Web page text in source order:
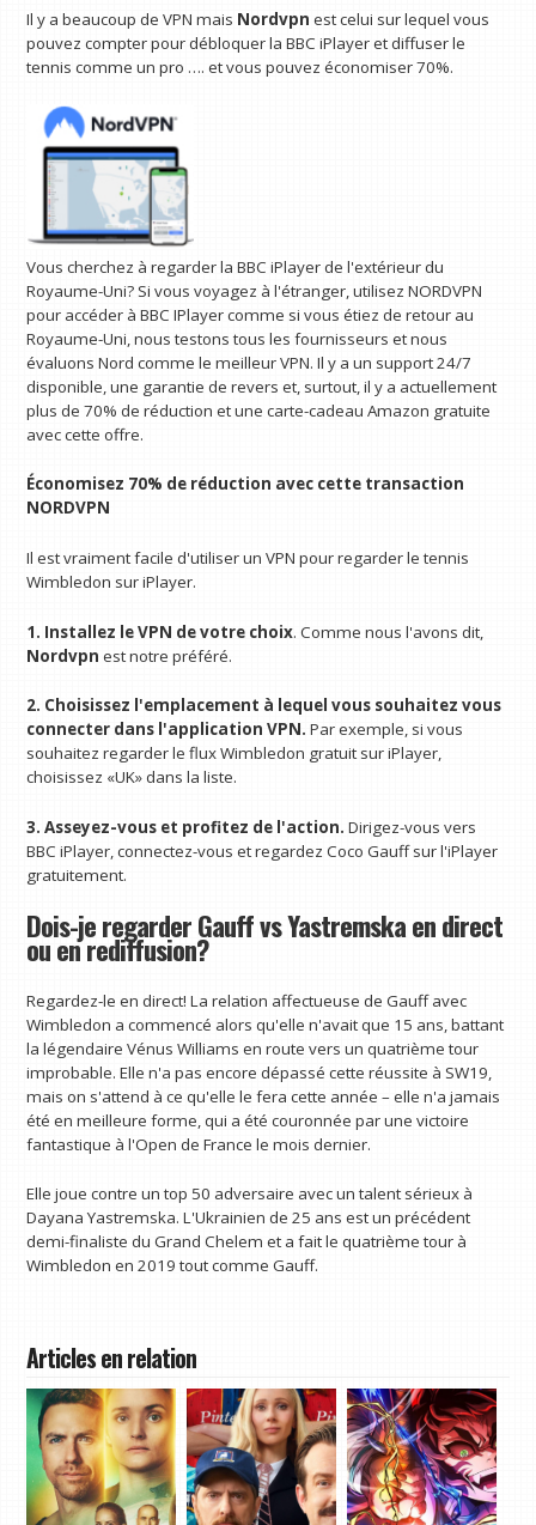
Il y a beaucoup de VPN mais Nordvpn est celui sur lequel vous
pouvez compter pour débloquer la BBC iPlayer et diffuser le
tennis comme un pro …. et vous pouvez économiser 70%.
Vous cherchez à regarder la BBC iPlayer de l'extérieur du
Royaume-Uni? Si vous voyagez à l'étranger, utilisez NORDVPN
pour accéder à BBC IPlayer comme si vous étiez de retour au
Royaume-Uni, nous testons tous les fournisseurs et nous
évaluons Nord comme le meilleur VPN. Il y a un support 24/7
disponible, une garantie de revers et, surtout, il y a actuellement
plus de 70% de réduction et une carte-cadeau Amazon gratuite
avec cette offre.
Économisez 70% de réduction avec cette transaction
NORDVPN
Il est vraiment facile d'utiliser un VPN pour regarder le tennis
Wimbledon sur iPlayer.
1. Installez le VPN de votre choix. Comme nous l'avons dit,
Nordvpn est notre préféré.
2. Choisissez l'emplacement à lequel vous souhaitez vous
connecter dans l'application VPN.Par exemple, si vous
souhaitez regarder le flux Wimbledon gratuit sur iPlayer,
choisissez «UK» dans la liste.
3. Asseyez-vous et profitez de l'action.Dirigez-vous vers
BBC iPlayer, connectez-vous et regardez Coco Gauff sur l'iPlayer
gratuitement.
Dois-je regarder Gauff vs Yastremska en direct
ou en rediffusion?
Regardez-le en direct! La relation affectueuse de Gauff avec
Wimbledon a commencé alors qu'elle n'avait que 15 ans, battant
la légendaire Vénus Williams en route vers un quatrième tour
improbable. Elle n'a pas encore dépassé cette réussite à SW19,
mais on s'attend à ce qu'elle le fera cette année – elle n'a jamais
été en meilleure forme, qui a été couronnée par une victoire
fantastique à l'Open de France le mois dernier.
Elle joue contre un top 50 adversaire avec un talent sérieux à
Dayana Yastremska. L'Ukrainien de 25 ans est un précédent
demi-finaliste du Grand Chelem et a fait le quatrième tour à
Wimbledon en 2019 tout comme Gauff.
Articles en relation